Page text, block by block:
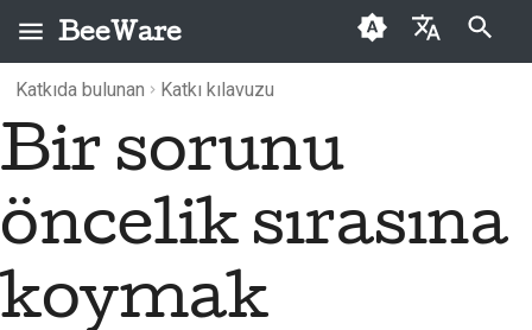
BeeWare
Dansk
Arama başlatılıyor
BeeWare nedir?
Tarih ve Felsefe
Başarı öyküleri
BeeWare Topluluğu
Davranış Kuralları
Yönetişim
Sorunların
önceliklendirilmesine
Arşiv 2026
2024
2023
Buzz
Resources
Katkıda bulunan Katkı kılavuzu
Bir sorunu
öncelik sırasına
koymak